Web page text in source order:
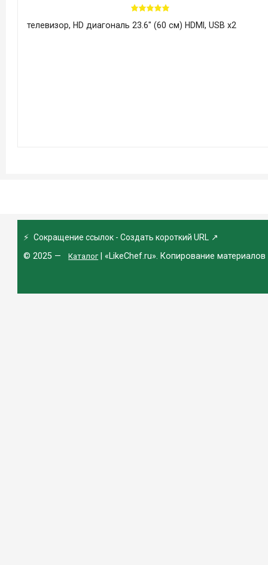
телевизор, HD диагональ 23.6" (60 см) HDMI, USB x2
⚡ Сокращение ссылок - Создать короткий URL ↗
© 2025 —
Каталог| «LikeChef.ru». Копирование